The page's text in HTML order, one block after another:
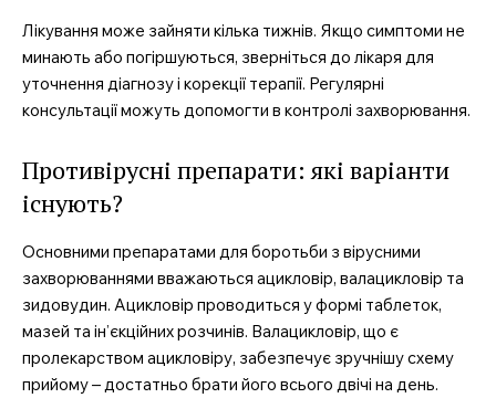
Лікування може зайняти кілька тижнів. Якщо симптоми не
минають або погіршуються, зверніться до лікаря для
уточнення діагнозу і корекції терапії. Регулярні
консультації можуть допомогти в контролі захворювання.
Противірусні препарати: які варіанти
існують?
Основними препаратами для боротьби з вірусними
захворюваннями вважаються ацикловір, валацикловір та
зидовудин. Ацикловір проводиться у формі таблеток,
мазей та ін’єкційних розчинів. Валацикловір, що є
пролекарством ацикловіру, забезпечує зручнішу схему
прийому – достатньо брати його всього двічі на день.